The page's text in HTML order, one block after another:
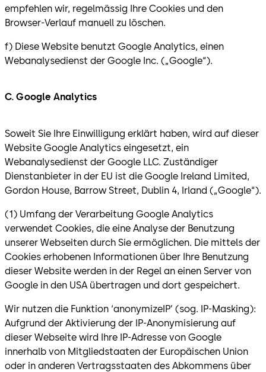
empfehlen wir, regelmässig Ihre Cookies und den
Browser-Verlauf manuell zu löschen.
f) Diese Website benutzt Google Analytics, einen
Webanalysedienst der Google Inc. („Google“).
C. Google Analytics
Soweit Sie Ihre Einwilligung erklärt haben, wird auf dieser
Website Google Analytics eingesetzt, ein
Webanalysedienst der Google LLC. Zuständiger
Dienstanbieter in der EU ist die Google Ireland Limited,
Gordon House, Barrow Street, Dublin 4, Irland („Google“).
(1) Umfang der Verarbeitung Google Analytics
verwendet Cookies, die eine Analyse der Benutzung
unserer Webseiten durch Sie ermöglichen. Die mittels der
Cookies erhobenen Informationen über Ihre Benutzung
dieser Website werden in der Regel an einen Server von
Google in den USA übertragen und dort gespeichert.
Wir nutzen die Funktion ‘anonymizeIP’ (sog. IP-Masking):
Aufgrund der Aktivierung der IP-Anonymisierung auf
dieser Webseite wird Ihre IP-Adresse von Google
innerhalb von Mitgliedstaaten der Europäischen Union
oder in anderen Vertragsstaaten des Abkommens über